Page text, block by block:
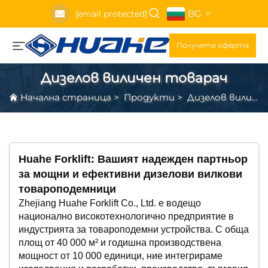
[email protected] BG
Получете оферта
Дизелов виличен товарач
Начална страница > Продукти > Дизелов виличен товарач
Huahe Forklift: Вашият надежден партньор
за мощни и ефективни дизелови вилкови
товароподемници
Zhejiang Huahe Forklift Co., Ltd. е водещо
национално високотехнологично предприятие в
индустрията за товароподемни устройства. С обща
площ от 40 000 м² и годишна производствена
мощност от 10 000 единици, ние интегрираме